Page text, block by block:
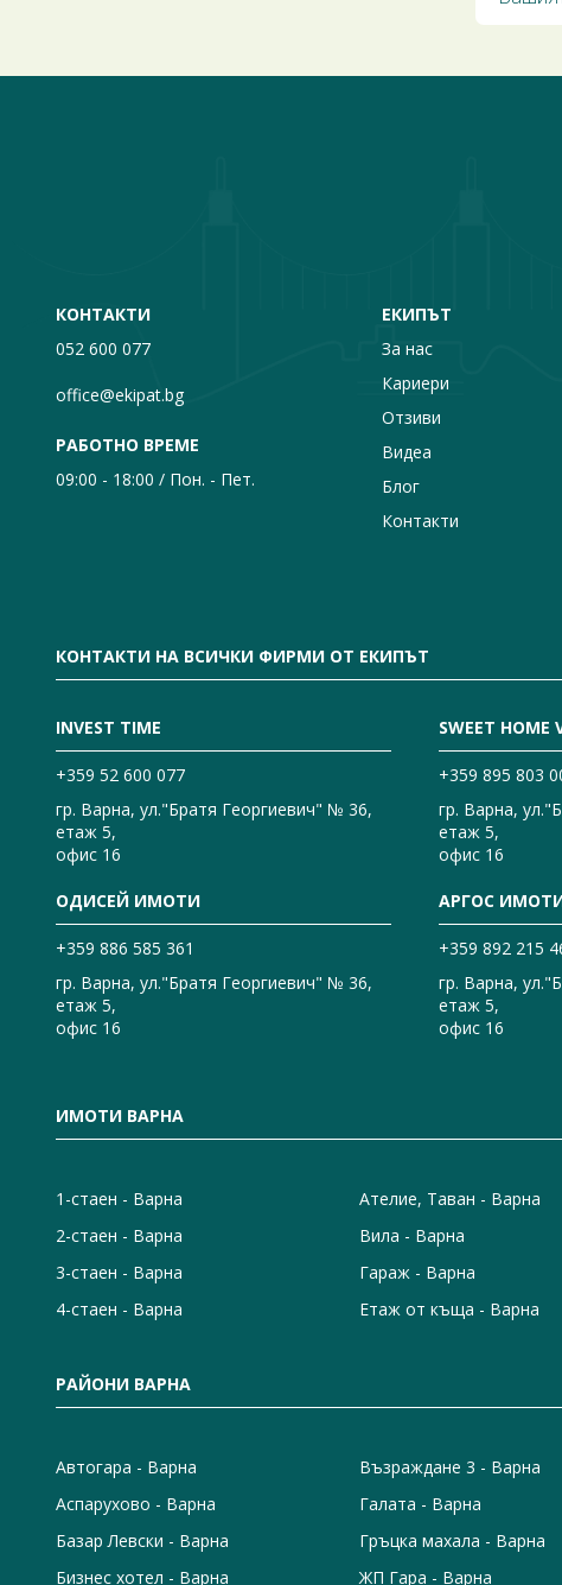
КОНТАКТИ
052 600 077
office@ekipat.bg
РАБОТНО ВРЕМЕ
09:00 - 18:00 / Пон. - Пет.
ЕКИПЪТ
За нас
Кариери
Отзиви
Видеа
Блог
Контакти
КОНТАКТИ НА ВСИЧКИ ФИРМИ ОТ ЕКИПЪТ
INVEST TIME
+359 52 600 077
гр. Варна, ул."Братя Георгиевич" № 36,
етаж 5,
офис 16
SWEET HOME
+359 895 803
гр. Варна,
етаж 5,
офис 16
ОДИСЕЙ ИМОТИ
+359 886 585 361
гр. Варна, ул."Братя Георгиевич" № 36,
етаж 5,
офис 16
АРГОС
+359 892 215
гр. Варна,
етаж 5,
офис 16
ИМОТИ ВАРНА
1-стаен - Варна
2-стаен - Варна
3-стаен - Варна
4-стаен - Варна
Ателие, Таван - Варна
Вила - Варна
Гараж - Варна
Етаж от къща - Варна
РАЙОНИ ВАРНА
Автогара - Варна
Аспарухово - Варна
Базар Левски - Варна
Бизнес хотел - Варна
Възраждане 3 - Варна
Галата - Варна
Гръцка махала - Варна
ЖП Гара - Варна